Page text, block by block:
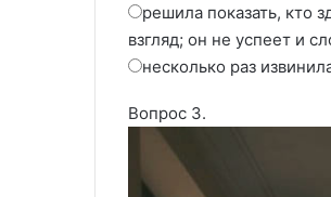
решила показать, кто
взгляд; он не успеет и
несколько раз
Вопрос 3.